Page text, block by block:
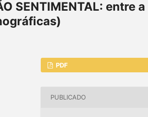
SENTIMENTAL: entre a
PDF
PUBLICADO